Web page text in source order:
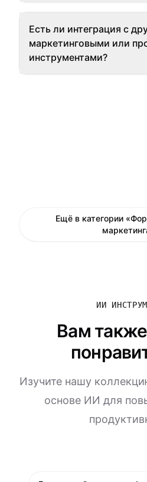
Есть ли интеграция с
маркетинговыми или
инструментами?
Ещё в категории
ИИ
Вам
Изучите нашу
основе ИИ для